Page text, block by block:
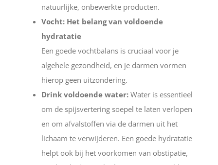
natuurlijke, onbewerkte producten.
Vocht: Het belang van voldoende
hydratatie
Een goede vochtbalans is cruciaal voor je
algehele gezondheid, en je darmen vormen
hierop geen uitzondering.
Drink voldoende water:Water is essentieel
om de spijsvertering soepel te laten verlopen
en om afvalstoffen via de darmen uit het
lichaam te verwijderen. Een goede hydratatie
helpt ook bij het voorkomen van obstipatie,